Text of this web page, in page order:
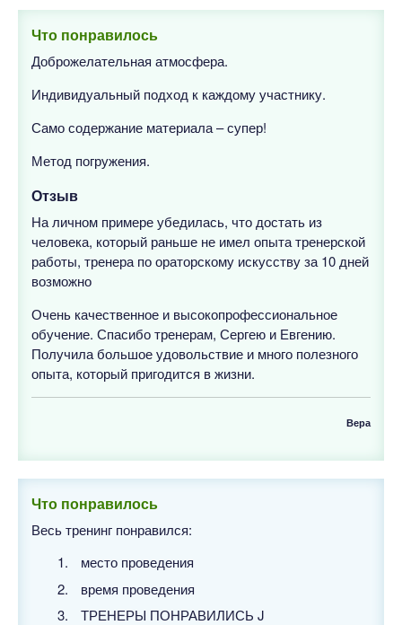
Что понравилось
Доброжелательная атмосфера.
Индивидуальный подход к каждому участнику.
Само содержание материала – супер!
Метод погружения.
Отзыв
На личном примере убедилась, что достать из
человека, который раньше не имел опыта тренерской
работы, тренера по ораторскому искусству за 10 дней
возможно
Очень качественное и высокопрофессиональное
обучение. Спасибо тренерам, Сергею и Евгению.
Получила большое удовольствие и много полезного
опыта, который пригодится в жизни.
Вера
Что понравилось
Весь тренинг понравился:
место проведения
время проведения
ТРЕНЕРЫ ПОНРАВИЛИСЬ J